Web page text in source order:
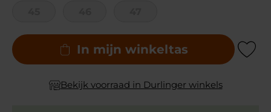
In mijn winkeltas Add to
Bekijk voorraad in Durlinger winkels